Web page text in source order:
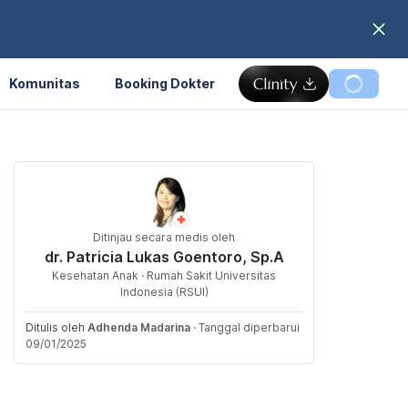
Komunitas Booking Dokter
Ditinjau secara medis oleh
dr. Patricia Lukas Goentoro, Sp.A
Kesehatan Anak · Rumah Sakit Universitas
Indonesia (RSUI)
Ditulis oleh Adhenda Madarina · Tanggal diperbarui
09/01/2025